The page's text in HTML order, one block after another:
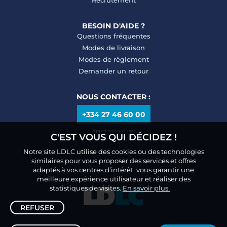
BESOIN D'AIDE ?
Questions fréquentes
Modes de livraison
Modes de règlement
Demander un retour
NOUS CONTACTER :
+334 27 46 60 00
Appel non surtaxé
C'EST VOUS QUI DÉCIDEZ !
Notre site LDLC utilise des cookies ou des technologies
similaires pour vous proposer des services et offres
adaptés à vos centres d’intérêt, vous garantir une
meilleure expérience utilisateur et réaliser des
statistiques de visites.En savoir plus.
REFUSER